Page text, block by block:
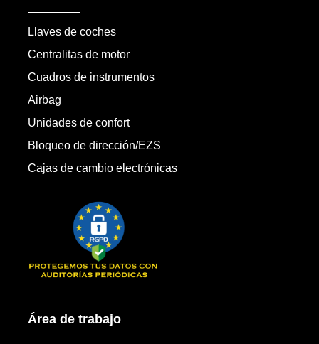
Llaves de coches
Centralitas de motor
Cuadros de instrumentos
Airbag
Unidades de confort
Bloqueo de dirección/EZS
Cajas de cambio electrónicas
Área de trabajo